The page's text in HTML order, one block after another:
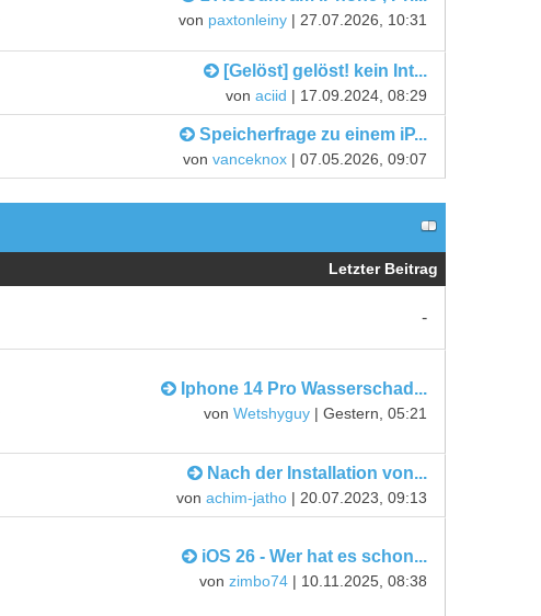
von paxtonleiny | 27.07.2026, 10:31
[Gelöst] gelöst! kein Int...
vonaciid | 17.09.2024, 08:29
Speicherfrage zu einem iP...
vonvanceknox | 07.05.2026, 09:07
Letzter Beitrag
-
Iphone 14 Pro Wasserschad...
vonWetshyguy |Gestern, 05:21
Nach der Installation von...
vonachim-jatho | 20.07.2023, 09:13
iOS 26 - Wer hat es schon...
vonzimbo74 | 10.11.2025, 08:38